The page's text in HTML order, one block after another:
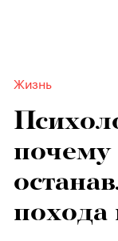
Жизнь
почему
похода